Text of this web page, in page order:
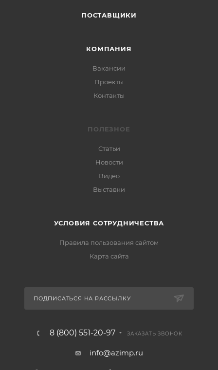
ПОСТАВЩИКИ
КОМПАНИЯ
Вакансии
Проекты
Контакты
ПОЛЕЗНОЕ
Статьи
Новости
Видео
Выставки
УСЛОВИЯ СОТРУДНИЧЕСТВА
Правила пользования сайтом
Карта сайта
ПОДПИСАТЬСЯ НА РАССЫЛКУ
8 (800) 551-20-97 ЗАКАЗАТЬ ЗВОНОК
info@azimp.ru